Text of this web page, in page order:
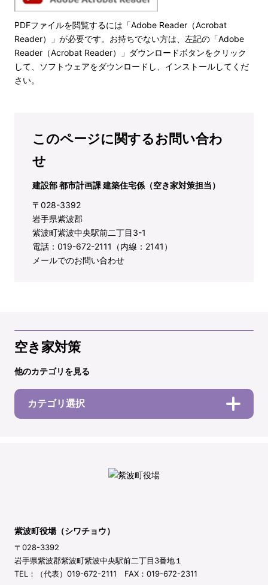
PDFファイルを閲覧するには「Adobe Reader（Acrobat
Reader）」が必要です。お持ちでない方は、左記の「Adobe
Reader（Acrobat Reader）」ダウンロードボタンをクリック
して、ソフトウェアをダウンロードし、インストールしてくだ
さい。
このページに関するお問い合わ
せ
建設部 都市計画課 建築住宅係（空き家対策担当）
〒028-3392
岩手県紫波郡
紫波町紫波中央駅前二丁目3-1
電話：019-672-2111（内線：2141）
メールでのお問い合わせ
空き家対策
他のカテゴリを見る
カテゴリ選択
紫波町役場（シワチョウ）
〒028-3392
岩手県紫波郡紫波町紫波中央駅前二丁目3番地１
TEL：（代表）019-672-2111 FAX：019-672-2311